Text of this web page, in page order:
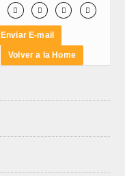
   
Enviar E-mail
Volver a la Home